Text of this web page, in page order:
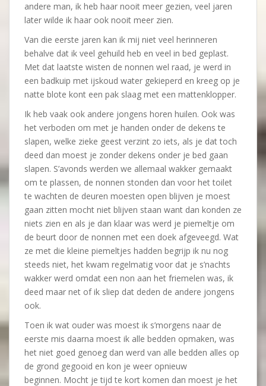
andere man, ik heb haar nooit meer gezien, veel jaren
later wilde ik haar ook nooit meer zien.
Van die eerste jaren kan ik mij niet veel herinneren
behalve dat ik veel gehuild heb en veel in bed geplast.
Met dat laatste wisten de nonnen wel raad, je werd in
een badkuip met ijskoud water gekieperd en kreeg op je
natte blote kont een pak slaag met een mattenklopper.
Ik heb vaak ook andere jongens horen huilen. Ook was
het verboden om met je handen onder de dekens te
slapen, welke zieke geest verzint zo iets, als je dat toch
deed dan moest je zonder dekens onder je bed gaan
slapen. S’avonds werden we allemaal wakker gemaakt
om te plassen, de nonnen stonden dan voor het toilet
te wachten de deuren moesten open blijven je moest
gaan zitten mocht niet blijven staan want dan konden ze
niets zien en als je dan klaar was werd je piemeltje om
de beurt door de nonnen met een doek afgeveegd. Wat
ze met die kleine piemeltjes hadden begrijp ik nu nog
steeds niet, het kwam regelmatig voor dat je s’nachts
wakker werd omdat een non aan het friemelen was, ik
deed maar net of ik sliep dat deden de andere jongens
ook.
Toen ik wat ouder was moest ik s’morgens naar de
eerste mis daarna moest ik alle bedden opmaken, was
het niet goed genoeg dan werd van alle bedden alles op
de grond gegooid en kon je weer opnieuw
beginnen. Mocht je tijd te kort komen dan moest je het